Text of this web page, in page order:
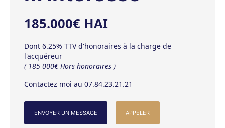
185.000€ HAI
Dont 6.25% TTV d'honoraires à la charge de
l'acquéreur
( 185 000€ Hors honoraires )
Contactez moi au 07.84.23.21.21
ENVOYER UN MESSAGE APPELER